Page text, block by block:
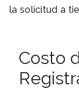
la solicitud a
Costo